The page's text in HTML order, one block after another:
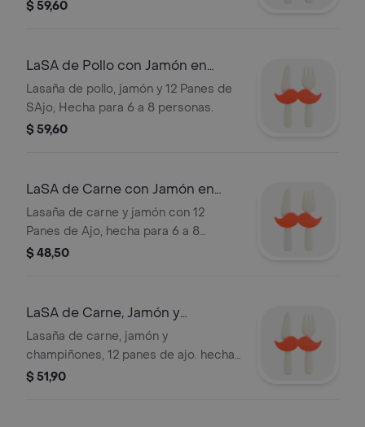
$ 59,60
LaSA de Pollo con Jamón en
Molde
Lasaña de pollo, jamón y 12 Panes de
SAjo, Hecha para 6 a 8 personas.
$ 59,60
LaSA de Carne con Jamón en
Molde
Lasaña de carne y jamón con 12
Panes de Ajo, hecha para 6 a 8
personas
$ 48,50
LaSA de Carne, Jamón y
Champiñones en Molde
Lasaña de carne, jamón y
champiñones, 12 panes de ajo. hecha
para 6 a 8 personas.
$ 51,90